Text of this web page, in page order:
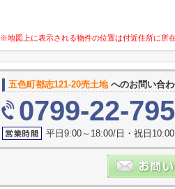
※地図上に表示される物件の位置は付近住所に所
五色町都志121-20売土地へのお問い合
0799-22-
平日9:00～18:00/日・祝日